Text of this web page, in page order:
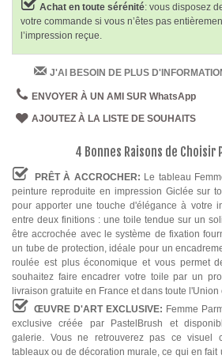
Achat en toute sérénité: vous disposez
votre commande si vous n’êtes pas
l’impression reçue.
J'AI BESOIN DE PLUS
ENVOYER À UN AMI SUR WhatsApp
AJOUTEZ À LA LISTE DE SOUHAITS
4 Bonnes Raisons de Choisir
PRÊT À ACCROCHER: Le tableau
peinture reproduite en impression Giclée sur
pour apporter une touche d'élégance à votre
entre deux finitions : une toile tendue sur un
être accrochée avec le système de fixation
un tube de protection, idéale pour un
roulée est plus économique et vous permet
souhaitez faire encadrer votre toile par un
livraison gratuite en France et dans toute
ŒUVRE D'ART EXCLUSIVE: Femme
exclusive créée par PastelBrush et
galerie. Vous ne retrouverez pas ce visuel
tableaux ou de décoration murale, ce qui en